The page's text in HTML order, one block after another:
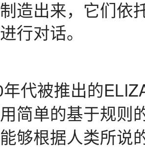
造出来，它们依
行对话。
代被推出的
简单的基于规则
够根据人类所说